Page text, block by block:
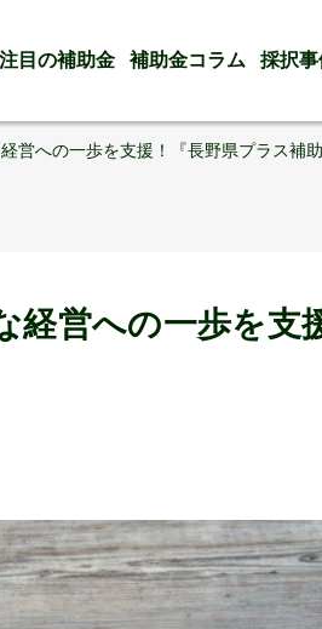
注目の補助金 補助金コラム 採択事
営への一歩を支援！『長野県プラス補
経営への一歩を支